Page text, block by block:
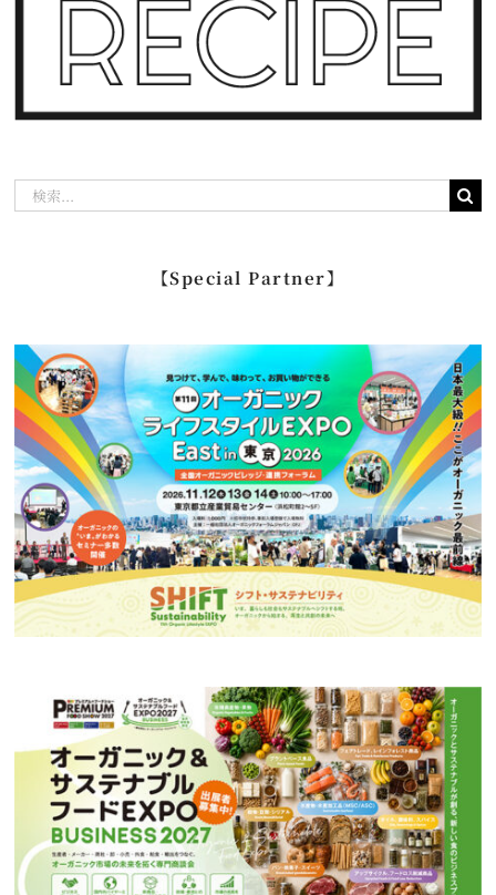
【Special Partner】